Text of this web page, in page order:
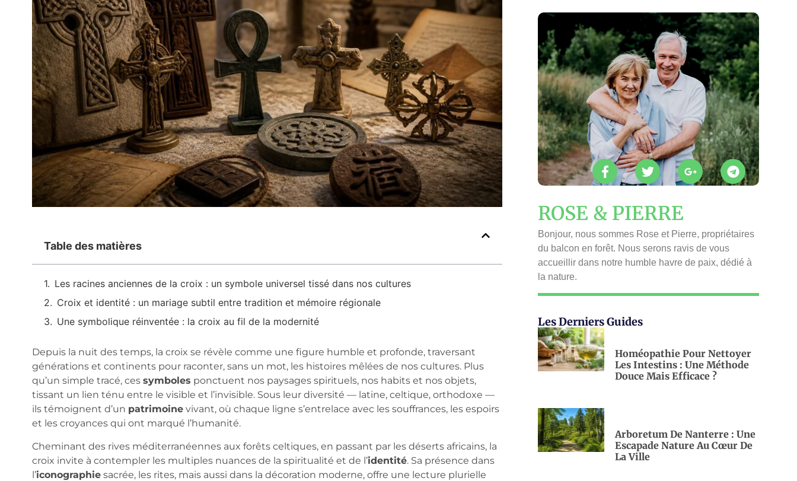
Table des matières
Les racines anciennes de la croix : un symbole universel tissé dans nos cultures
Croix et identité : un mariage subtil entre tradition et mémoire régionale
Une symbolique réinventée : la croix au fil de la modernité
Depuis la nuit des temps, la croix se révèle comme une figure humble et profonde, traversant
générations et continents pour raconter, sans un mot, les histoires mêlées de nos cultures. Plus
qu’un simple tracé, ces symboles ponctuent nos paysages spirituels, nos habits et nos objets,
tissant un lien ténu entre le visible et l’invisible. Sous leur diversité — latine, celtique, orthodoxe —
ils témoignent d’un patrimoinevivant, où chaque ligne s’entrelace avec les souffrances, les espoirs
et les croyances qui ont marqué l’humanité.
Cheminant des rives méditerranéennes aux forêts celtiques, en passant par les déserts africains, la
croix invite à contempler les multiples nuances de la spiritualité et de l’identité. Sa présence dans
l’iconographiesacrée, les rites, mais aussi dans la décoration moderne, offre une lecture plurielle
ROSE & PIERRE
Bonjour, nous sommes Rose et Pierre, propriétaires
du balcon en forêt. Nous serons ravis de vous
accueillir dans notre humble havre de paix, dédié à
la nature.
Les Derniers Guides
Homéopathie Pour Nettoyer
Les Intestins : Une Méthode
Douce Mais Efficace ?
Arboretum De Nanterre : Une
Escapade Nature Au Cœur De
La Ville